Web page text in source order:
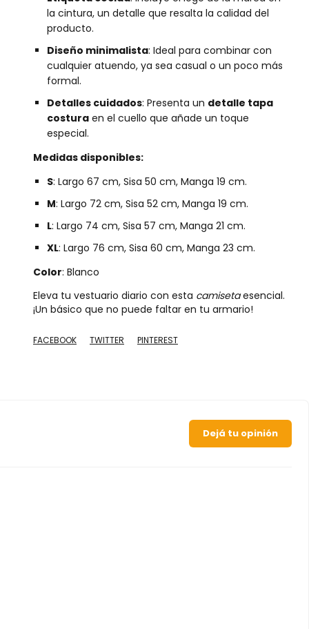
la cintura, un detalle que resalta la calidad del
producto.
Diseño minimalista: Ideal para combinar con
cualquier atuendo, ya sea casual o un poco más
formal.
Detalles cuidados: Presenta un detalle tapa
costura en el cuello que añade un toque
especial.
Medidas disponibles:
S: Largo 67 cm, Sisa 50 cm, Manga 19 cm.
M: Largo 72 cm, Sisa 52 cm, Manga 19 cm.
L: Largo 74 cm, Sisa 57 cm, Manga 21 cm.
XL: Largo 76 cm, Sisa 60 cm, Manga 23 cm.
Color: Blanco
Eleva tu vestuario diario con esta camisetaesencial.
¡Un básico que no puede faltar en tu armario!
FACEBOOK TWITTER PINTEREST
Dejá tu opinión